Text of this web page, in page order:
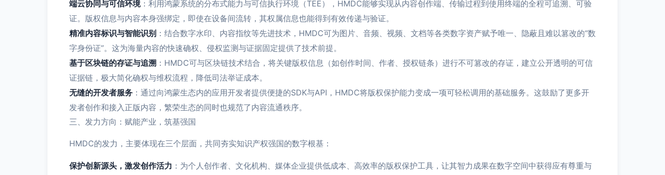
端云协同与可信环境：利用鸿蒙系统的分布式能力与可信执行环境（TEE），HMDC能够实现从内容创作端、传输过程到使用终端的全程可追溯、可验
证。版权信息与内容本身强绑定，即使在设备间流转，其权属信息也能得到有效传递与验证。
精准内容标识与智能识别 ：结合数字水印、内容指纹等先进技术，HMDC可为图片、音频、视频、文档等各类数字资产赋予唯一、隐蔽且难以篡改的“数
字身份证”。这为海量内容的快速确权、侵权监测与证据固定提供了技术前提。
基于区块链的存证与追溯 ：HMDC可与区块链技术结合，将关键版权信息（如创作时间、作者、授权链条）进行不可篡改的存证，建立公开透明的可信
证据链，极大简化确权与维权流程，降低司法举证成本。
无缝的开发者服务 ：通过向鸿蒙生态内的应用开发者提供便捷的SDK与API，HMDC将版权保护能力变成一项可轻松调用的基础服务。这鼓励了更多开
发者创作和接入正版内容，繁荣生态的同时也规范了内容流通秩序。
三、发力方向：赋能产业，筑基强国
HMDC的发力，主要体现在三个层面，共同夯实知识产权强国的数字根基：
保护创新源头，激发创作活力 ：为个人创作者、文化机构、媒体企业提供低成本、高效率的版权保护工具，让其智力成果在数字空间中获得应有尊重与